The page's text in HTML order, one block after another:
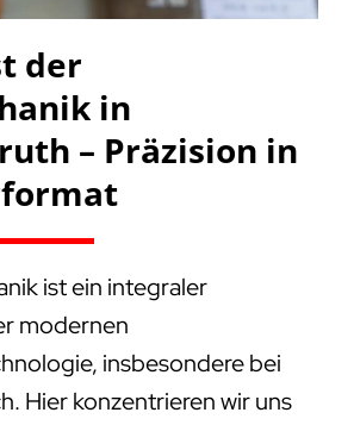
der
in
– Präzision in
ist ein integraler
modernen
insbesondere bei
Hier konzentrieren wir uns